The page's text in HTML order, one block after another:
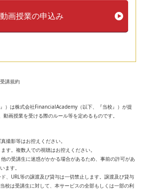
動画授業の申込み
講規約
）は株式会社FinancialAcademy（以下、『当校』）が提
画授業を受ける際のルール等を定めるものです。
撮影等はお控えください。
す。複数人での視聴はお控えください。
の受講生に迷惑がかかる場合があるため、事前の許可があ
ます。
、URL等の譲渡及び貸与は一切禁止します。譲渡及び貸与
校は受講生に対して、本サービスの全部もしくは一部の利